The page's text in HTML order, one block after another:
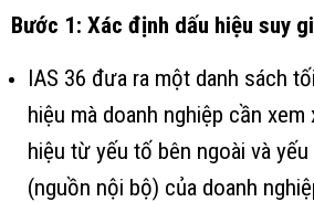
Bước 1: Xác định dấu hiệu suy
IAS 36 đưa ra một danh sách
hiệu mà doanh nghiệp cần xem
hiệu từ yếu tố bên ngoài và
(nguồn nội bộ) của doanh